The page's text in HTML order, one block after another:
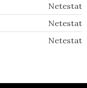
Netestat
Netestat
Netestat